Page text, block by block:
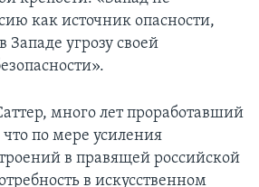
как источник опасности,
Западе угрозу своей
много лет проработавший
по мере усиления
в правящей российской
в искусственном